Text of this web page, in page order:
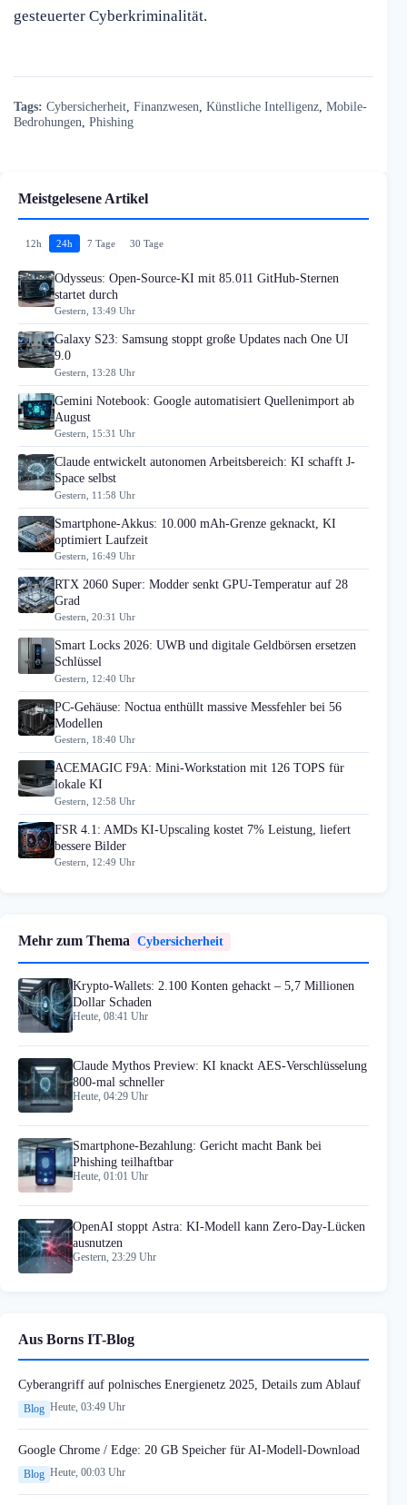
gesteuerter Cyberkriminalität.
Tags: Cybersicherheit Finanzwesen Künstliche Intelligenz Mobile-
Bedrohungen Phishing
Meistgelesene Artikel
12h 24h 7 Tage 30 Tage
Odysseus: Open-Source-KI mit 85.011 GitHub-Sternen
startet durch
Gestern, 13:49 Uhr
Galaxy S23: Samsung stoppt große Updates nach One UI
9.0
Gestern, 13:28 Uhr
Gemini Notebook: Google automatisiert Quellenimport ab
August
Gestern, 15:31 Uhr
Claude entwickelt autonomen Arbeitsbereich: KI schafft J-
Space selbst
Gestern, 11:58 Uhr
Smartphone-Akkus: 10.000 mAh-Grenze geknackt, KI
optimiert Laufzeit
Gestern, 16:49 Uhr
RTX 2060 Super: Modder senkt GPU-Temperatur auf 28
Grad
Gestern, 20:31 Uhr
Smart Locks 2026: UWB und digitale Geldbörsen ersetzen
Schlüssel
Gestern, 12:40 Uhr
PC-Gehäuse: Noctua enthüllt massive Messfehler bei 56
Modellen
Gestern, 18:40 Uhr
ACEMAGIC F9A: Mini-Workstation mit 126 TOPS für
lokale KI
Gestern, 12:58 Uhr
FSR 4.1: AMDs KI-Upscaling kostet 7% Leistung, liefert
bessere Bilder
Gestern, 12:49 Uhr
Mehr zum Thema Cybersicherheit
Krypto-Wallets: 2.100 Konten gehackt – 5,7 Millionen
Dollar Schaden
Heute, 08:41 Uhr
Claude Mythos Preview: KI knackt AES-Verschlüsselung
800-mal schneller
Heute, 04:29 Uhr
Smartphone-Bezahlung: Gericht macht Bank bei
Phishing teilhaftbar
Heute, 01:01 Uhr
OpenAI stoppt Astra: KI-Modell kann Zero-Day-Lücken
ausnutzen
Gestern, 23:29 Uhr
Aus Borns IT-Blog
Cyberangriff auf polnisches Energienetz 2025, Details zum Ablauf
Blog Heute, 03:49 Uhr
Google Chrome / Edge: 20 GB Speicher für AI-Modell-Download
Blog Heute, 00:03 Uhr